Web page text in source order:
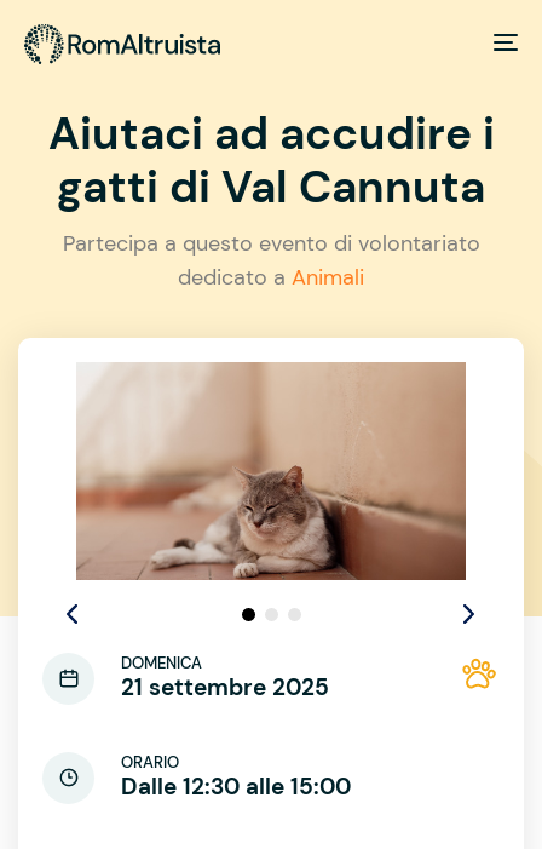
Aiutaci ad accudire i
gatti di Val Cannuta
Partecipa a questo evento di volontariato
dedicato a Animali
DOMENICA
21 settembre 2025
ORARIO
Dalle 12:30 alle 15:00